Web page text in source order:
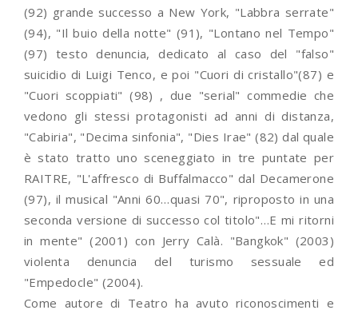
(92) grande successo a New York, "Labbra serrate"
(94), "Il buio della notte" (91), "Lontano nel Tempo"
(97) testo denuncia, dedicato al caso del "falso"
suicidio di Luigi Tenco, e poi "Cuori di cristallo"(87) e
"Cuori scoppiati" (98) , due "serial" commedie che
vedono gli stessi protagonisti ad anni di distanza,
"Cabiria", "Decima sinfonia", "Dies Irae" (82) dal quale
è stato tratto uno sceneggiato in tre puntate per
RAITRE, "L'affresco di Buffalmacco" dal Decamerone
(97), il musical "Anni 60…quasi 70", riproposto in una
seconda versione di successo col titolo"…E mi ritorni
in mente" (2001) con Jerry Calà. "Bangkok" (2003)
violenta denuncia del turismo sessuale ed
"Empedocle" (2004).
Come autore di Teatro ha avuto riconoscimenti e